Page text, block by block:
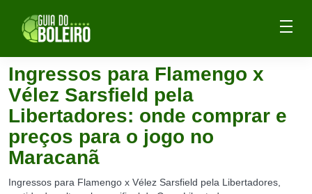
Ingressos para Flamengo x
Vélez Sarsfield pela
Libertadores: onde comprar e
preços para o jogo no
Maracanã
Ingressos para Flamengo x Vélez Sarsfield pela Libertadores,